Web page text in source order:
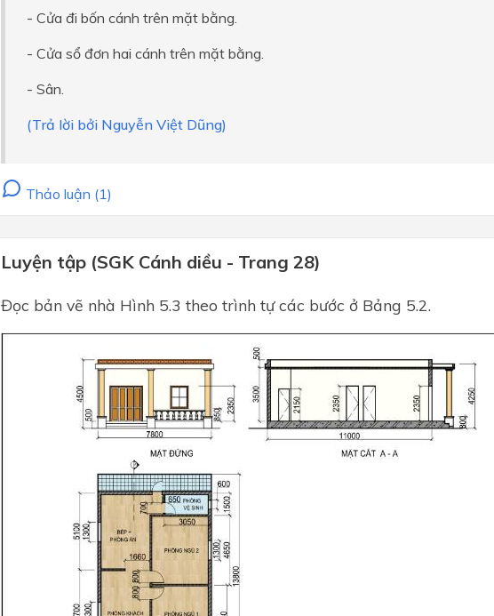
- Cửa đi bốn cánh trên mặt bằng.
- Cửa sổ đơn hai cánh trên mặt bằng.
- Sân.
(Trả lời bởi Nguyễn Việt Dũng)
Thảo luận (1)
Luyện tập (SGK Cánh diều - Trang 28)
Đọc bản vẽ nhà Hình 5.3 theo trình tự các bước ở Bảng 5.2.